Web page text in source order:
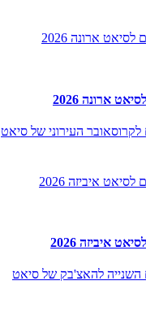
ארונה 2026
העירוני של סיאט
איביזה 2026
השנייה להאצ'בק של סיאט